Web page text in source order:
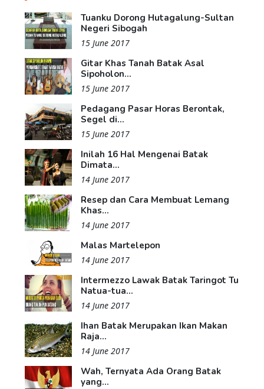
Tuanku Dorong Hutagalung-Sultan
Negeri Sibogah
15 June 2017
Gitar Khas Tanah Batak Asal
Sipoholon...
15 June 2017
Pedagang Pasar Horas Berontak,
Segel di...
15 June 2017
Inilah 16 Hal Mengenai Batak
Dimata...
14 June 2017
Resep dan Cara Membuat Lemang
Khas...
14 June 2017
Malas Martelepon
14 June 2017
Intermezzo Lawak Batak Taringot Tu
Natua-tua...
14 June 2017
Ihan Batak Merupakan Ikan Makan
Raja...
14 June 2017
Wah, Ternyata Ada Orang Batak
yang...